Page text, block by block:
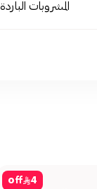
المشروبات الباردة
4
off